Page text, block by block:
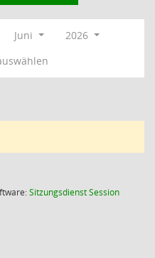
Juni
2026
SitzungsdienstSession(Wird in